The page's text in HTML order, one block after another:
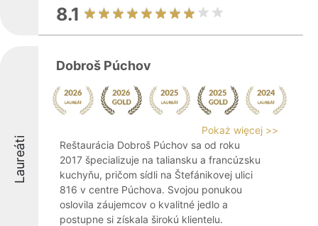
8.1
Laureáti
Dobroš Púchov
Pokaż więcej >>
Reštaurácia Dobroš Púchov sa od roku
2017 špecializuje na taliansku a francúzsku
kuchyňu, pričom sídli na Štefánikovej ulici
816 v centre Púchova. Svojou ponukou
oslovila záujemcov o kvalitné jedlo a
postupne si získala širokú klientelu.